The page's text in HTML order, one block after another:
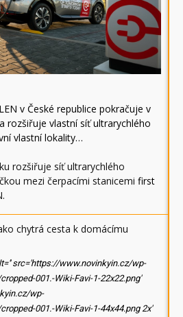
v České republice pokračuje v
rozšiřuje vlastní síť ultrarychlého
vlastní lokality…
rozšiřuje síť ultrarychlého
mezi čerpacími stanicemi first
.
chytrá cesta k domácímu
src='https://www.novinkyin.cz/wp-
001.-Wiki-Favi-1-22x22.png'
wp-
001.-Wiki-Favi-1-44x44.png 2x'